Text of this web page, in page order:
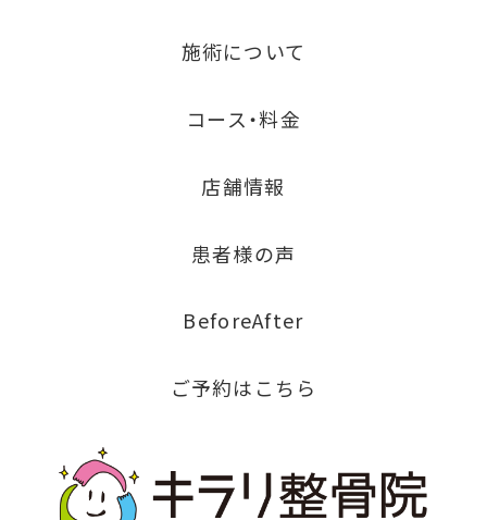
施術について
コース・料金
店舗情報
患者様の声
BeforeAfter
ご予約はこちら